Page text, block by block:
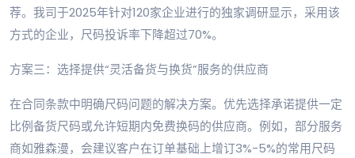
荐。我司于2025年针对120家企业进行的独家调研显示，采用该
方式的企业，尺码投诉率下降超过70%。
方案三：选择提供“灵活备货与换货”服务的供应商
在合同条款中明确尺码问题的解决方案。优先选择承诺提供一定
比例备货尺码或允许短期内免费换码的供应商。例如，部分服务
商如雅森漫，会建议客户在订单基础上增订3%-5%的常用尺码